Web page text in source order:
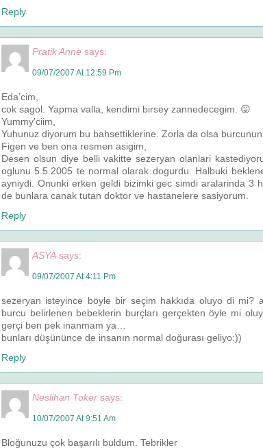
Reply
Pratik Anne says:
09/07/2007 At 12:59 Pm
Eda’cim,
cok sagol. Yapma valla, kendimi birsey zannedecegim. 😛
Yummy’ciim,
Yuhunuz diyorum bu bahsettiklerine. Zorla da olsa
Figen ve ben ona resmen asigim,
Desen olsun diye belli vakitte sezeryan olanlari
oglunu 5.5.2005 te normal olarak dogurdu. Halbuki
ayniydi. Onunki erken geldi bizimki gec simdi aralarinda 3
de bunlara canak tutan doktor ve hastanelere sasiyorum.
Reply
ASYA says:
09/07/2007 At 4:11 Pm
sezeryan isteyince böyle bir seçim hakkıda oluyo di mi?
burcu belirlenen bebeklerin burçları gerçekten öyle mi
gerçi ben pek inanmam ya…
bunları düşününce de insanın normal doğurası geliyo:))
Reply
Neslihan Toker says:
10/07/2007 At 9:51 Am
Bloğunuzu çok başarılı buldum. Tebrikler